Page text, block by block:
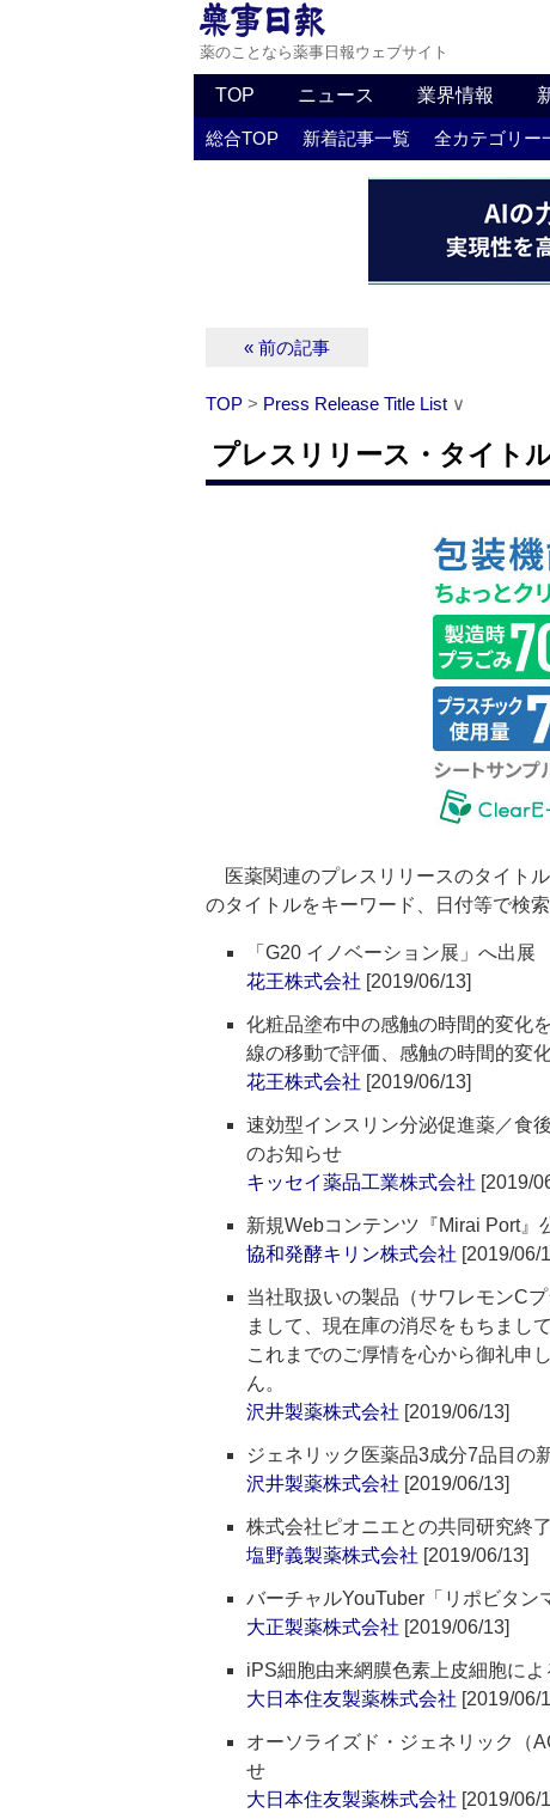
薬のことなら薬事日報ウェブサイト
TOP ニュース 業界情報
総合TOP 新着記事一覧 全カテゴリー
« 前の記事
TOP > Press Release Title List ∨
プレスリリース・タイト
医薬関連のプレスリリースのタイト
のタイトルをキーワード、日付等で検
「G20 イノベーション展」へ出展
花王株式会社 [2019/06/13]
化粧品塗布中の感触の時間的変化
線の移動で評価、感触の時間的変
花王株式会社 [2019/06/13]
速効型インスリン分泌促進薬／食
のお知らせ
キッセイ薬品工業株式会社 [2019/
新規Webコンテンツ『Mirai Port』
協和発酵キリン株式会社 [2019/06/
当社取扱いの製品（サワレモンC
まして、現在庫の消尽をもちまし
これまでのご厚情を心から御礼申
ん。
沢井製薬株式会社 [2019/06/13]
ジェネリック医薬品3成分7品目の
沢井製薬株式会社 [2019/06/13]
株式会社ピオニエとの共同研究終
塩野義製薬株式会社 [2019/06/13]
バーチャルYouTuber「リポビタ
大正製薬株式会社 [2019/06/13]
iPS細胞由来網膜色素上皮細胞に
大日本住友製薬株式会社 [2019/06/
オーソライズド・ジェネリック（
せ
大日本住友製薬株式会社 [2019/06/